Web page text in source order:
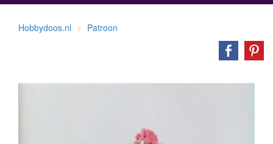
Hobbydoos.nl Patroon